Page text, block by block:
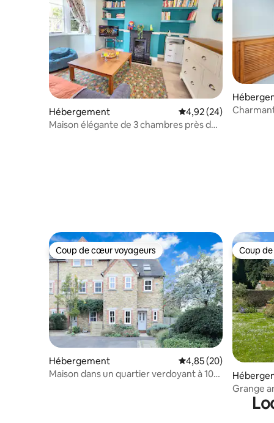
Hébergement Évaluation moyenne
4,92 (24)
Maison élégante de 3 chambres près du
Coup de cœur voyageurs
Coup de cœur voyageurs
Hébergement Évaluation moyenne
4,85 (20)
Maison dans un quartier verdoyant à 10
Coup
Coup
Grange
Oxford/